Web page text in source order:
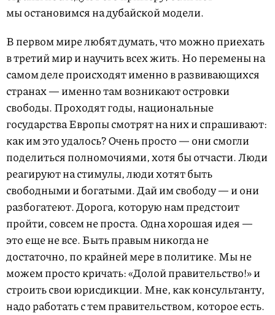
мы остановимся на дубайской модели.
В первом мире любят думать, что можно приехать
в третий мир и научить всех жить. Но перемены на
самом деле происходят именно в развивающихся
странах — именно там возникают островки
свободы. Проходят годы, национальные
государства Европы смотрят на них и спрашивают:
как им это удалось? Очень просто — они смогли
поделиться полномочиями, хотя бы отчасти. Люди
реагируют на стимулы, люди хотят быть
свободными и богатыми. Дай им свободу — и они
разбогатеют. Дорога, которую нам предстоит
пройти, совсем не проста. Одна хорошая идея —
это еще не все. Быть правым никогда не
достаточно, по крайней мере в политике. Мы не
можем просто кричать: «Долой правительство!» и
строить свои юрисдикции. Мне, как консультанту,
надо работать с тем правительством, которое есть.